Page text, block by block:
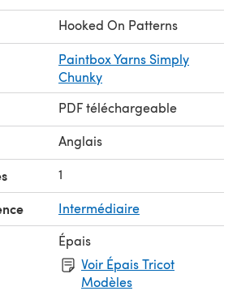
Hooked On Patterns
Paintbox Yarns Simply
Chunky
PDF téléchargeable
Anglais
1
Intermédiaire
Épais
Voir Épais Tricot
Modèles